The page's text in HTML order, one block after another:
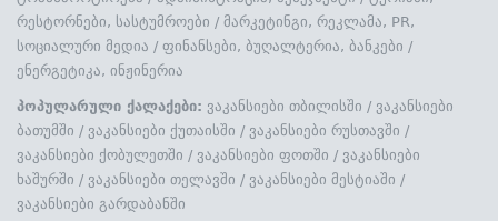
რესტორნები, სასტუმროები / მარკეტინგი, რეკლამა, PR,
სოციალური მედია / ფინანსები, ბუღალტერია, ბანკები /
ენერგეტიკა, ინჟინერია
პოპულარული ქალაქები: ვაკანსიები თბილისში / ვაკანსიები
ბათუმში / ვაკანსიები ქუთაისში / ვაკანსიები რუსთავში /
ვაკანსიები ქობულეთში / ვაკანსიები ფოთში / ვაკანსიები
ხაშურში / ვაკანსიები თელავში / ვაკანსიები მესტიაში /
ვაკანსიები გარდაბანში